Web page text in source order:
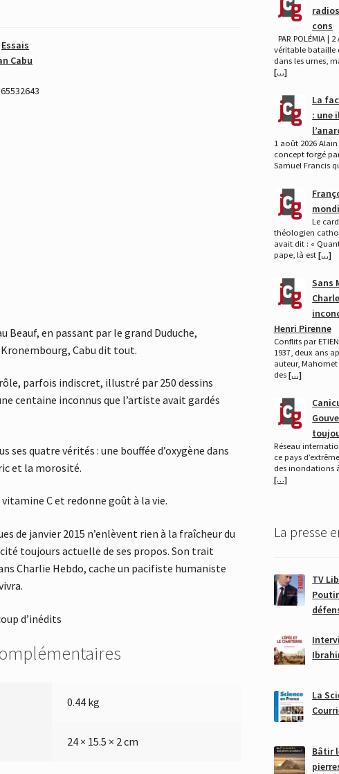
Essais
Cabu
Beauf, en passant par le grand Duduche,
Cabu dit tout.
parfois indiscret, illustré par 250 dessins
centaine inconnus que l’artiste avait gardés
ses quatre vérités : une bouffée d’oxygène dans
et la morosité.
C et redonne goût à la vie.
de janvier 2015 n’enlèvent rien à la fraîcheur du
toujours actuelle de ses propos. Son trait
Charlie Hebdo, cache un pacifiste humaniste
d’inédits
0.44 kg
24 × 15.5 × 2 cm
cons
PAR POLÉMIA |
véritable bataille
dans les urnes,
[…]
La
: une
1 août 2026
concept forgé
Samuel Francis
Le
théologien
avait dit : «
pape, là est […]
Sans
Henri Pirenne
Conflits par
1937, deux ans
auteur, Mahomet
des […]
Réseau
ce pays
des inondations
[…]
La presse
TV
La
Bâtir